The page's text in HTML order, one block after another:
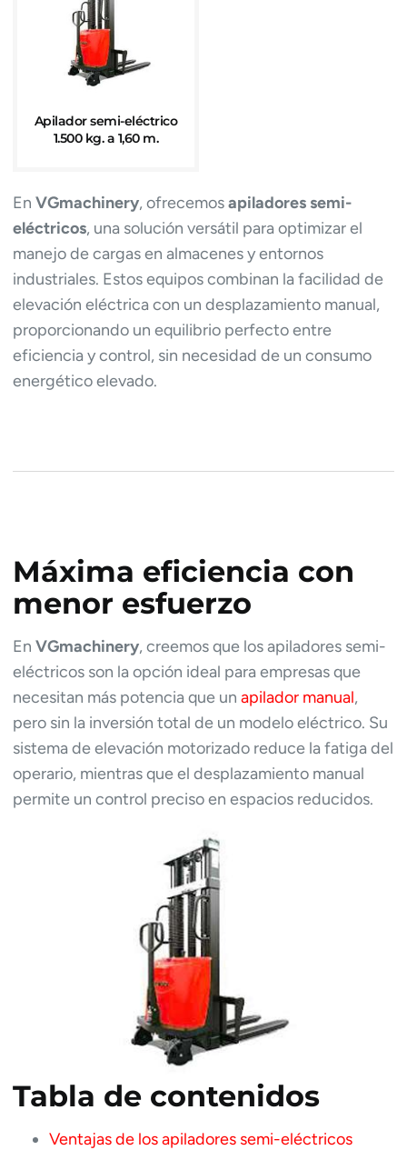
Apilador semi-eléctrico
1.500 kg. a 1,60 m.
EnVGmachinery, ofrecemosapiladores semi-
eléctricos, una solución versátil para optimizar el
manejo de cargas en almacenes y entornos
industriales. Estos equipos combinan la facilidad de
elevación eléctrica con un desplazamiento manual,
proporcionando un equilibrio perfecto entre
eficiencia y control, sin necesidad de un consumo
energético elevado.
Máxima eficiencia con
menor esfuerzo
EnVGmachinery, creemos que los apiladores semi-
eléctricos son la opción ideal para empresas que
necesitan más potencia que unapilador manual,
pero sin la inversión total de un modelo eléctrico. Su
sistema de elevación motorizado reduce la fatiga del
operario, mientras que el desplazamiento manual
permite un control preciso en espacios reducidos.
Tabla de contenidos
Ventajas de los apiladores semi-eléctricos